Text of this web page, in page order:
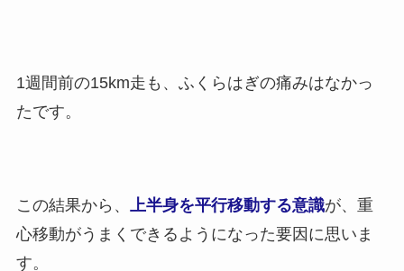
1週間前の15km走も、ふくらはぎの痛みはなかっ
たです。
この結果から、 上半身を平行移動する意識が、重
心移動がうまくできるようになった要因に思いま
す。